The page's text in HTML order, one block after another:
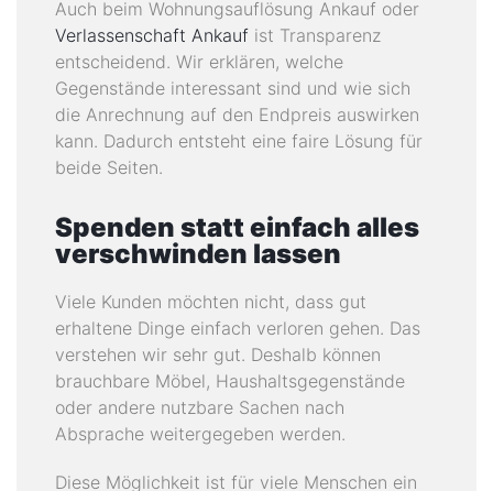
Auch beim Wohnungsauflösung Ankauf oder
Verlassenschaft Ankauf ist Transparenz
entscheidend. Wir erklären, welche
Gegenstände interessant sind und wie sich
die Anrechnung auf den Endpreis auswirken
kann. Dadurch entsteht eine faire Lösung für
beide Seiten.
Spenden statt einfach alles
verschwinden lassen
Viele Kunden möchten nicht, dass gut
erhaltene Dinge einfach verloren gehen. Das
verstehen wir sehr gut. Deshalb können
brauchbare Möbel, Haushaltsgegenstände
oder andere nutzbare Sachen nach
Absprache weitergegeben werden.
Diese Möglichkeit ist für viele Menschen ein